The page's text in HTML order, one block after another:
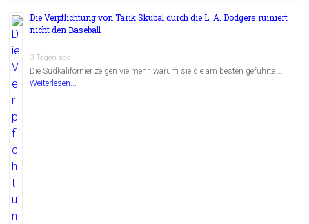
Die Verpflichtung von Tarik Skubal durch die L. A. Dodgers ruiniert
nicht den Baseball
3 Tagen ago
Die Südkalifornier zeigen vielmehr, warum sie die am besten geführte …
Weiterlesen...